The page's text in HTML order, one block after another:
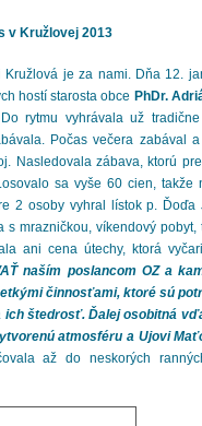
v Kružlovej 2013
Kružlová je za nami. Dňa 12.
hostí starosta obce PhDr.
rytmu vyhrávala už
Počas večera zabával
Nasledovala zábava, ktorú
sa vyše 60 cien, takže
2 osoby vyhral lístok p. Ďoďa
mrazničkou, víkendový pobyt,
ani cena útechy, ktorá
naším poslancom OZ a
činnosťami, ktoré sú
štedrosť. Ďalej osobitná
atmosféru a Ujovi
až do neskorých